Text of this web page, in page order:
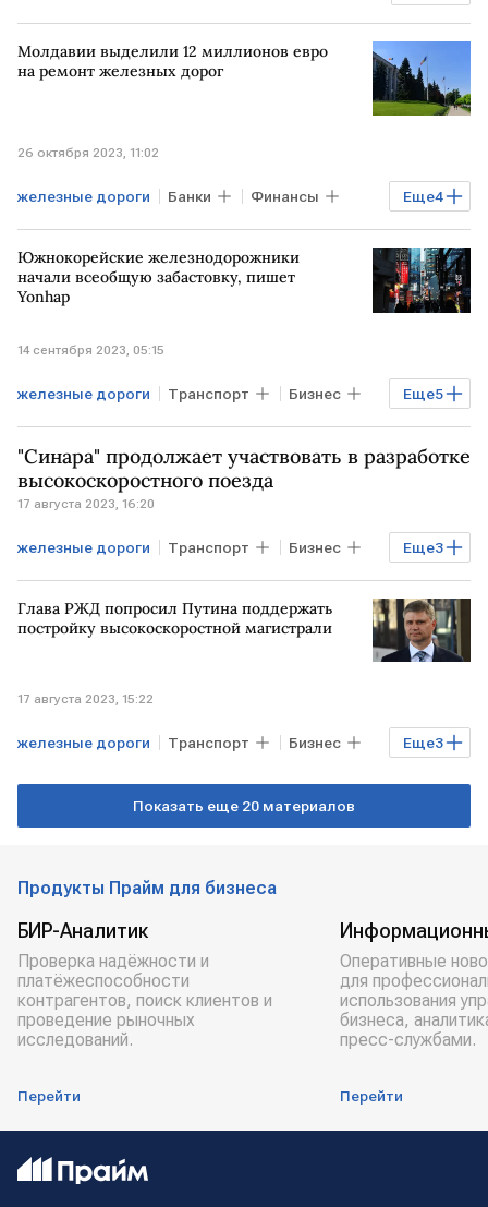
ДНР
Молдавии выделили 12 миллионов евро
на ремонт железных дорог
26 октября 2023, 11:02
Еще4
железные дороги Банки Финансы
Экономика ЕК МОЛДАВИЯ
гранты
Южнокорейские железнодорожники
начали всеобщую забастовку, пишет
Yonhap
14 сентября 2023, 05:15
Еще5
железные дороги Транспорт Бизнес
Экономика Мировая экономика
ЮЖНАЯ КОРЕЯ забастовка
профсоюз
"Синара" продолжает участвовать в разработке
высокоскоростного поезда
17 августа 2023, 16:20
Еще3
железные дороги Транспорт Бизнес
РОССИЯ поезда "Синара"
Глава РЖД попросил Путина поддержать
постройку высокоскоростной магистрали
17 августа 2023, 15:22
Еще3
железные дороги Транспорт Бизнес
РОССИЯ РЖД
Владимир Путин
Показать еще 20 материалов
Продукты Прайм для бизнеса
БИР-Аналитик
Проверка надёжности и
платёжеспособности
контрагентов, поиск клиентов и
проведение рыночных
исследований.
Перейти
Оперативные
для
использования
бизнеса,
пресс-службами.
Перейти